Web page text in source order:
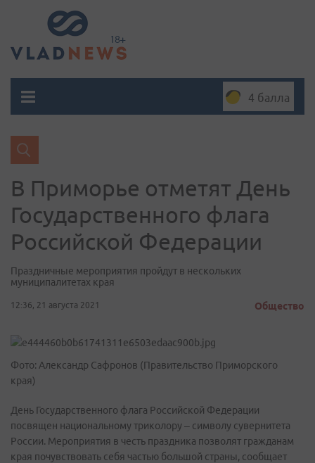
4 балла
В Приморье отметят День
Государственного флага
Российской Федерации
Праздничные мероприятия пройдут в нескольких
муниципалитетах края
12:36, 21 августа 2021 Общество
Фото: Александр Сафронов (Правительство Приморского
края)
День Государственного флага Российской Федерации
посвящен национальному триколору – символу сувернитета
России. Мероприятия в честь праздника позволят гражданам
края почувствовать себя частью большой страны, сообщает